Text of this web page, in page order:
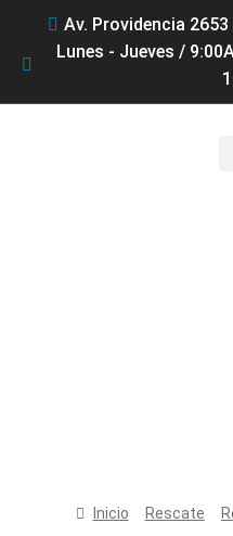
Av. Providencia
Lunes - Jueves /
Inicio Rescate